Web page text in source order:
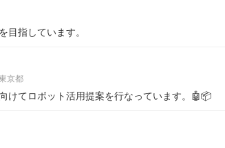
目指しています。
東京都
けてロボット活用提案を行なっています。🤖📦